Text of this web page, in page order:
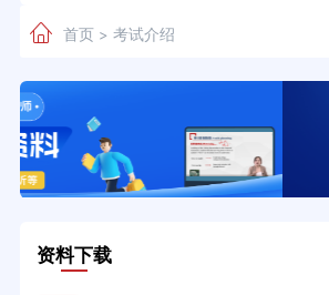
首页> 考试介绍
资料下载